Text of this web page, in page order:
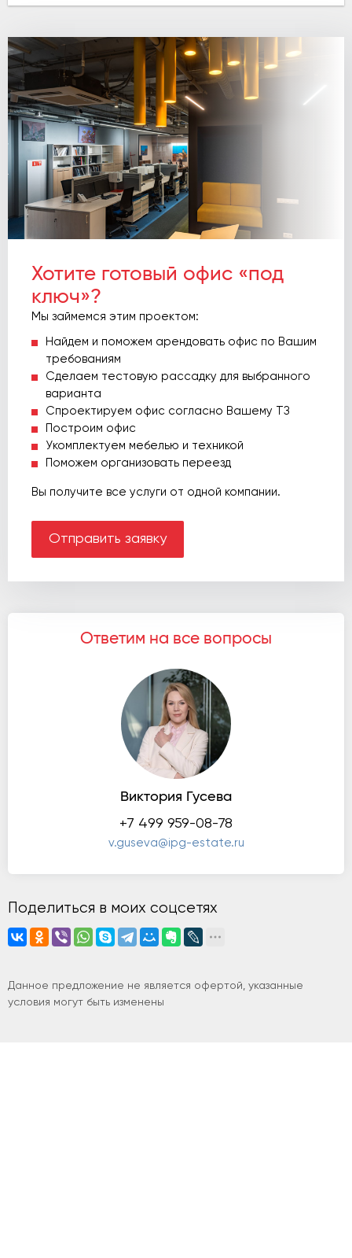
Хотите готовый офис «под
ключ»?
Мы займемся этим проектом:
Найдем и поможем арендовать офис по Вашим
требованиям
Сделаем тестовую рассадку для выбранного
варианта
Спроектируем офис согласно Вашему ТЗ
Построим офис
Укомплектуем мебелью и техникой
Поможем организовать переезд
Вы получите все услуги от одной компании.
Отправить заявку
Ответим на все вопросы
Виктория Гусева
+7 499 959-08-78
v.guseva@ipg-estate.ru
Поделиться в моих соцсетях
Данное предложение не является офертой, указанные
условия могут быть изменены